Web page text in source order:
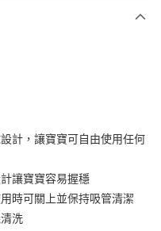
計，讓寶寶可自由使用任何
讓寶寶容易握穩
時可關上並保持吸管清潔
洗